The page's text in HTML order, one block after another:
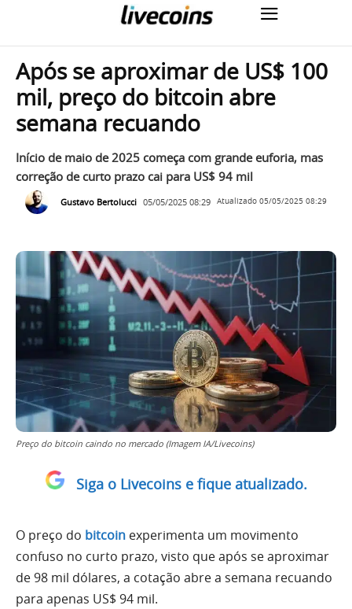
Após se aproximar de US$ 100
mil, preço do bitcoin abre
semana recuando
Início de maio de 2025 começa com grande euforia, mas
correção de curto prazo cai para US$ 94 mil
Gustavo Bertolucci 05/05/2025 08:29 Atualizado 05/05/2025 08:29
Preço do bitcoin caindo no mercado (Imagem IA/Livecoins)
Siga o Livecoins e fique atualizado.
O preço do bitcoin experimenta um movimento
confuso no curto prazo, visto que após se aproximar
de 98 mil dólares, a cotação abre a semana recuando
para apenas US$ 94 mil.